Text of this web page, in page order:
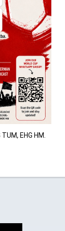
EHG HM.